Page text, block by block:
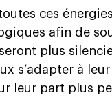
ces
afin de
plus
s’adapter à
leur part plus